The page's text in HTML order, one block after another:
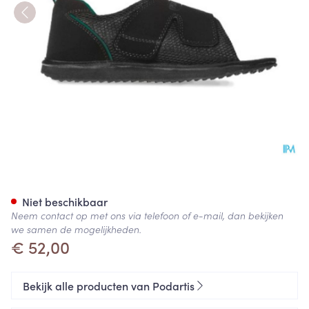
€ 52,00
Niet beschikbaar
Neem contact op met ons via telefoon of e-mail, dan bekijken
we samen de mogelijkheden.
Bekijk alle producten van Podartis